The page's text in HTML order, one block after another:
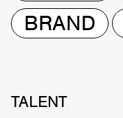
BRAND
TALENT